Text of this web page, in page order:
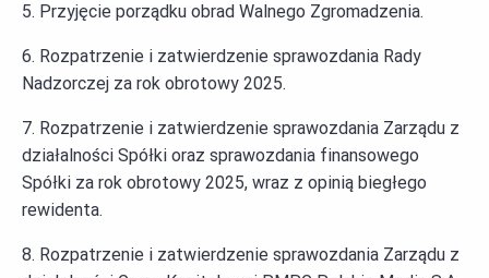
5. Przyjęcie porządku obrad Walnego Zgromadzenia.
6. Rozpatrzenie i zatwierdzenie sprawozdania Rady
Nadzorczej za rok obrotowy 2025.
7. Rozpatrzenie i zatwierdzenie sprawozdania Zarządu z
działalności Spółki oraz sprawozdania finansowego
Spółki za rok obrotowy 2025, wraz z opinią biegłego
rewidenta.
8. Rozpatrzenie i zatwierdzenie sprawozdania Zarządu z